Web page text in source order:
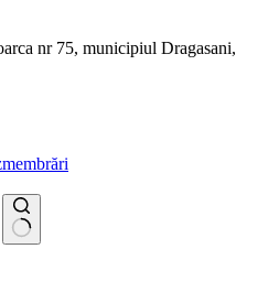
nr 75, municipiul Dragasani,